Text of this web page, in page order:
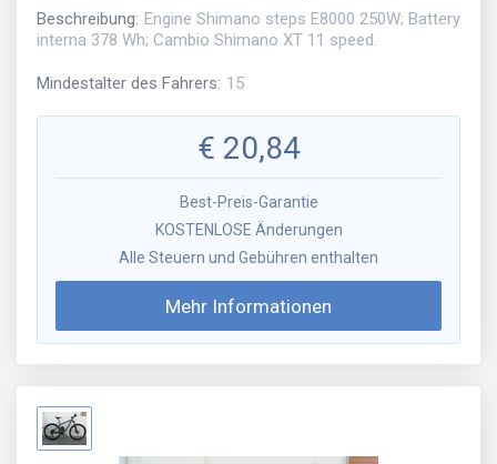
Beschreibung: Engine Shimano steps E8000 250W; Battery
interna 378 Wh; Cambio Shimano XT 11 speed.
Mindestalter des Fahrers: 15
€ 20,84
Best-Preis-Garantie
KOSTENLOSE Änderungen
Alle Steuern und Gebühren enthalten
Mehr Informationen